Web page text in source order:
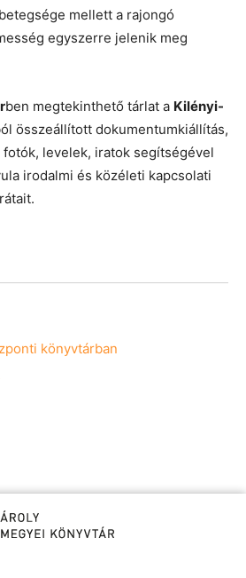
mellett a rajongó
egyszerre jelenik meg
ben megtekinthető tárlat a Kilényi-
összeállított dokumentumkiállítás,
levelek, iratok segítségével
irodalmi és közéleti kapcsolati
könyvtárban